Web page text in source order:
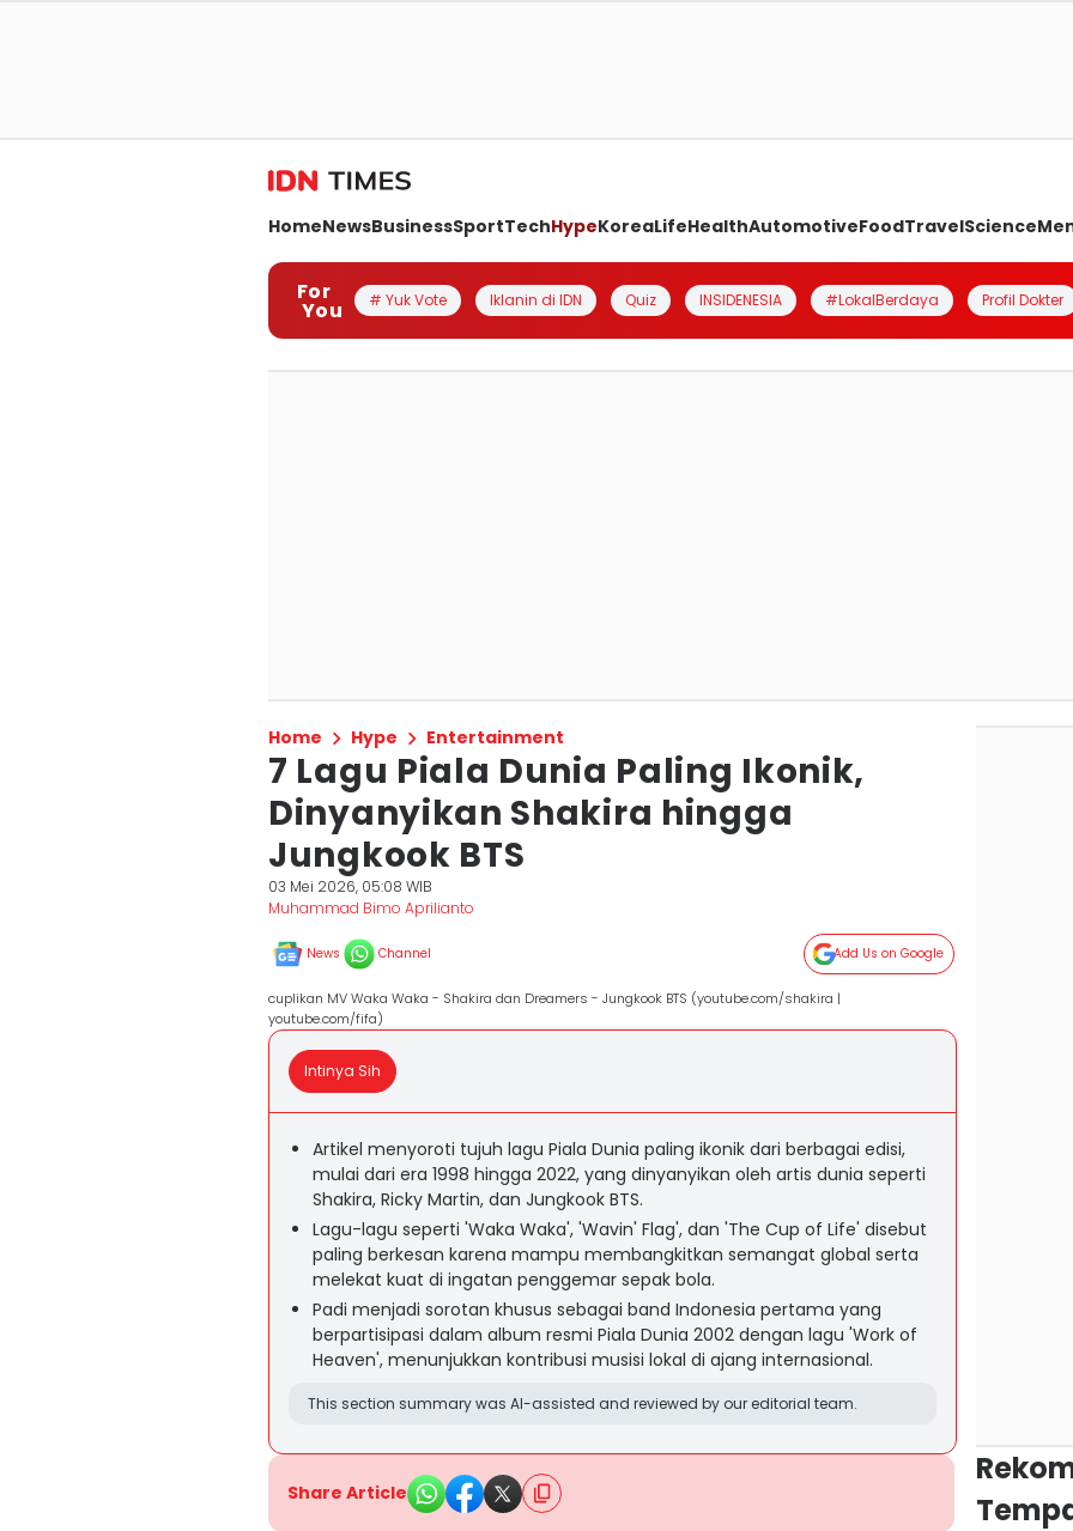
HomeNewsBusinessSportTechHypeKoreaLifeHealthAutomotiveFoodTravelScience
For
You # Yuk Vote Iklanin di IDN Quiz INSIDENESIA #LokalBerdaya Profil Dokter
Home Hype Entertainment
7 Lagu Piala Dunia Paling Ikonik,
Dinyanyikan Shakira hingga
Jungkook BTS
03 Mei 2026, 05:08 WIB
Muhammad Bimo Aprilianto
News Channel Add Us on Google
cuplikan MV Waka Waka - Shakira dan Dreamers - Jungkook BTS (youtube.com/shakira |
youtube.com/fifa)
Intinya Sih
Artikel menyoroti tujuh lagu Piala Dunia paling ikonik dari berbagai edisi,
mulai dari era 1998 hingga 2022, yang dinyanyikan oleh artis dunia seperti
Shakira, Ricky Martin, dan Jungkook BTS.
Lagu-lagu seperti 'Waka Waka', 'Wavin' Flag', dan 'The Cup of Life' disebut
paling berkesan karena mampu membangkitkan semangat global serta
melekat kuat di ingatan penggemar sepak bola.
Padi menjadi sorotan khusus sebagai band Indonesia pertama yang
berpartisipasi dalam album resmi Piala Dunia 2002 dengan lagu 'Work of
Heaven', menunjukkan kontribusi musisi lokal di ajang internasional.
This section summary was AI-assisted and reviewed by our editorial team.
Share Article